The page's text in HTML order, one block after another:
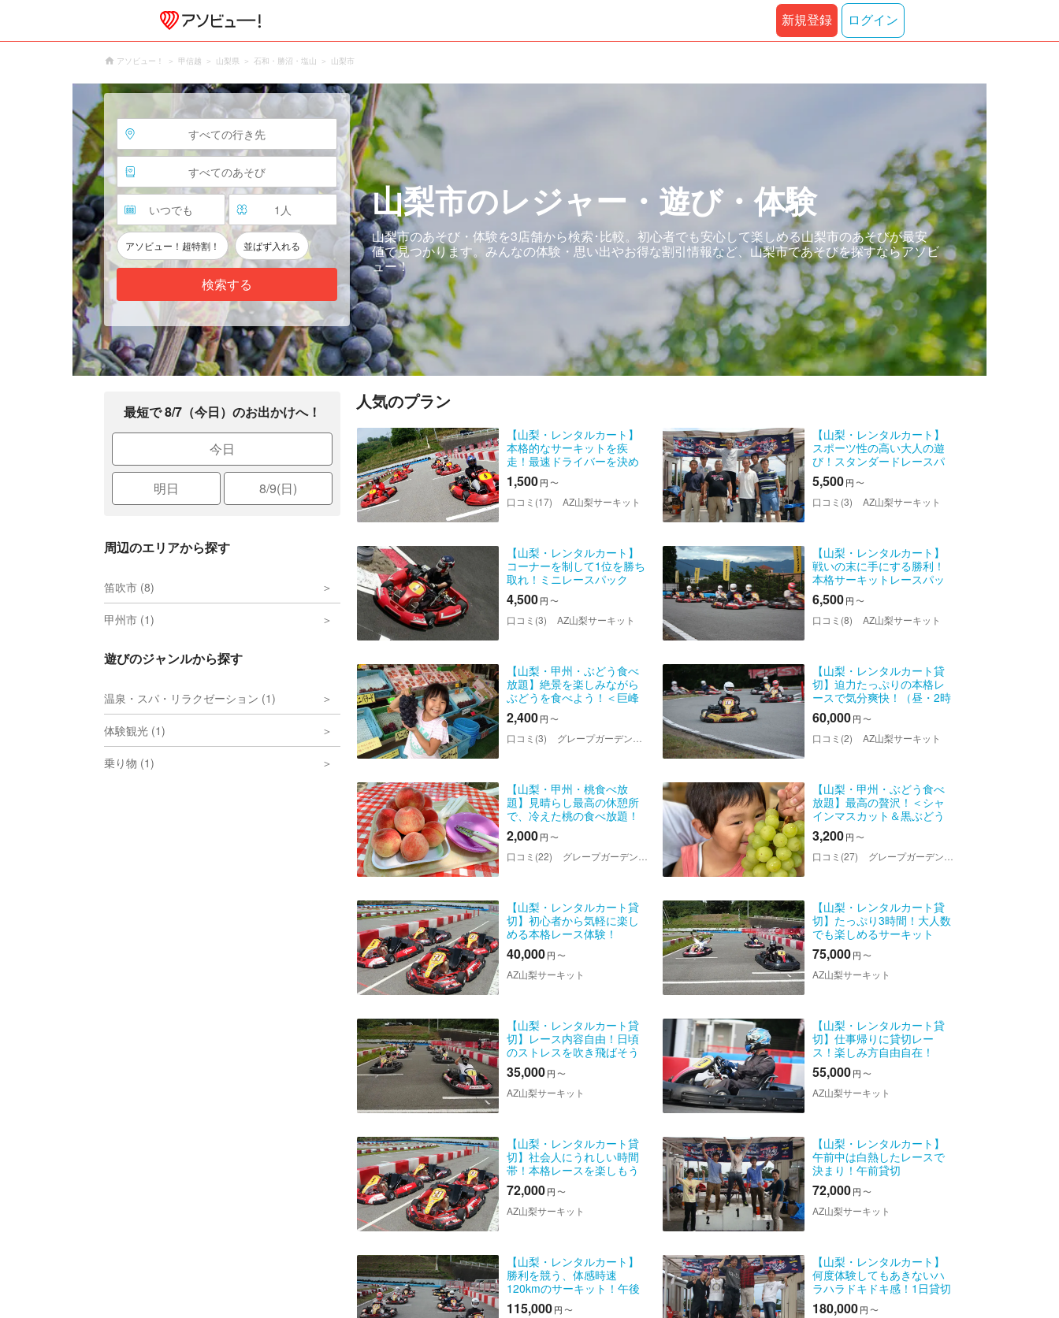
新規登録 ログイン
アソビュー！ 甲信越 山梨県 石和・勝沼・塩山 山梨市
すべての行き先
すべてのあそび
いつでも 1 人
アソビュー！超特割！ 並ばず入れる
検索する
山梨市のレジャー・遊び・体験
山梨市のあそび・体験を3店舗から検索･比較。初心者でも安心して楽しめる山梨市のあそびが最安
値で見つかります。みんなの体験・思い出やお得な割引情報など、山梨市であそびを探すならアソビ
ュー！
最短で 8/7（今日）のお出かけへ！
今日
明日 8/9(日)
周辺のエリアから探す
笛吹市 (8)
甲州市 (1)
遊びのジャンルから探す
温泉・スパ・リラクゼーション (1)
体験観光 (1)
乗り物 (1)
人気のプラン
【山梨・レンタルカート】
本格的なサーキットを疾
走！最速ドライバーを決め
よう！
1,500円 〜
口コミ(17) AZ山梨サーキット
【山梨・レンタルカート】
スポーツ性の高い大人の遊
び！スタンダードレースパ
ック
5,500円 〜
口コミ(3) AZ山梨サーキット
【山梨・レンタルカート】
コーナーを制して1位を勝ち
取れ！ミニレースパック
4,500円 〜
口コミ(3) AZ山梨サーキット
【山梨・レンタルカート】
戦いの末に手にする勝利！
本格サーキットレースパッ
クMAX
6,500円 〜
口コミ(8) AZ山梨サーキット
【山梨・甲州・ぶどう食べ
放題】絶景を楽しみながら
ぶどうを食べよう！＜巨峰
＞40分間食べ放題 ※最初
の1房目だけ収穫体験ありの
プランです
2,400円 〜
口コミ(3) グレープガーデン 安全農園
【山梨・レンタルカート貸
切】迫力たっぷりの本格レ
ースで気分爽快！（昼・2時
間）
60,000円 〜
口コミ(2) AZ山梨サーキット
【山梨・甲州・桃食べ放
題】見晴らし最高の休憩所
で、冷えた桃の食べ放題！
＜勝沼ICより車で3分＞ ※
収穫体験はありません
2,000円 〜
口コミ(22) グレープガーデン 安全農園
【山梨・甲州・ぶどう食べ
放題】最高の贅沢！＜シャ
インマスカット＆黒ぶどう
＞40分間食べ放題 ※収穫体
験はありません
3,200円 〜
口コミ(27) グレープガーデン 安全農園
【山梨・レンタルカート貸
切】初心者から気軽に楽し
める本格レース体験！
（昼・1時間）
40,000円 〜
AZ山梨サーキット
【山梨・レンタルカート貸
切】たっぷり3時間！大人数
でも楽しめるサーキット
（昼・3時間）
75,000円 〜
AZ山梨サーキット
【山梨・レンタルカート貸
切】レース内容自由！日頃
のストレスを吹き飛ばそう
（夜間・1時間）
35,000円 〜
AZ山梨サーキット
【山梨・レンタルカート貸
切】仕事帰りに貸切レー
ス！楽しみ方自由自在！
（夜間・2時間）
55,000円 〜
AZ山梨サーキット
【山梨・レンタルカート貸
切】社会人にうれしい時間
帯！本格レースを楽しもう
（夜間・3時間）
72,000円 〜
AZ山梨サーキット
【山梨・レンタルカート】
午前中は白熱したレースで
決まり！午前貸切
72,000円 〜
AZ山梨サーキット
【山梨・レンタルカート】
勝利を競う、体感時速
120kmのサーキット！午後
貸切コース
115,000円 〜
【山梨・レンタルカート】
何度体験してもあきないハ
ラハラドキドキ感！1日貸切
コース
180,000円 〜